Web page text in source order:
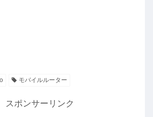
モバイルルーター
スポンサーリンク